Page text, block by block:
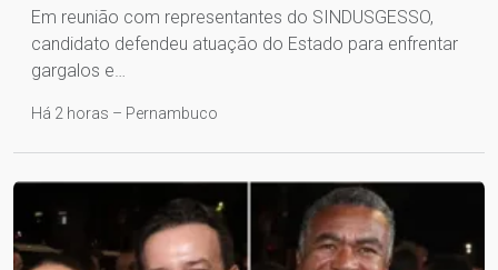
Em reunião com representantes do SINDUSGESSO,
candidato defendeu atuação do Estado para enfrentar
gargalos e…
Há 2 horas – Pernambuco